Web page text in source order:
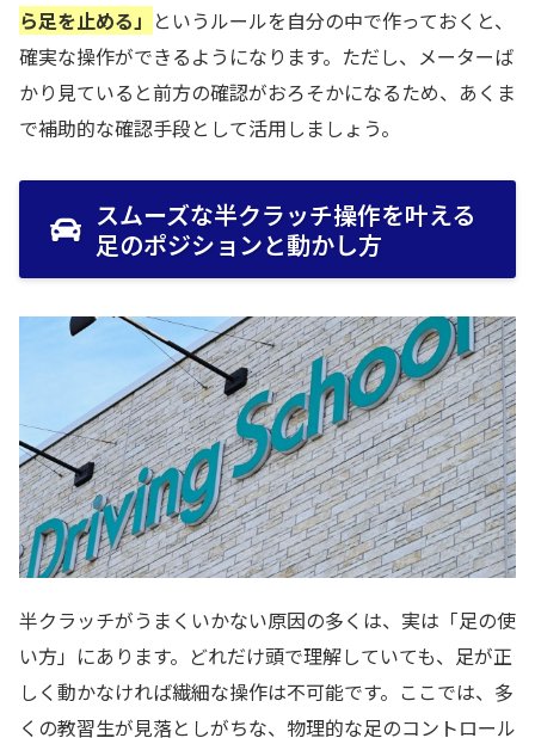
ら足を止める」 というルールを自分の中で作っておくと、
確実な操作ができるようになります。ただし、メーターば
かり見ていると前方の確認がおろそかになるため、あくま
で補助的な確認手段として活用しましょう。
スムーズな半クラッチ操作を叶える
足のポジションと動かし方
半クラッチがうまくいかない原因の多くは、実は「足の使
い方」にあります。どれだけ頭で理解していても、足が正
しく動かなければ繊細な操作は不可能です。ここでは、多
くの教習生が見落としがちな、物理的な足のコントロール